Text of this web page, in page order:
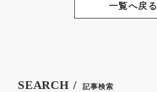
一覧へ戻る
SEARCH / 記事検索